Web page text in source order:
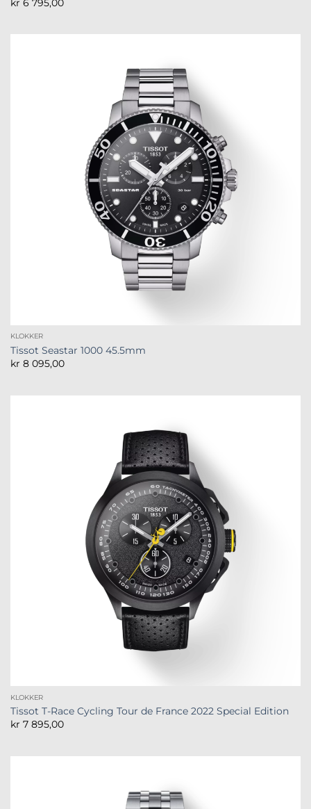
kr 6 795,00
KLOKKER
Tissot Seastar 1000 45.5mm
kr 8 095,00
KLOKKER
Tissot T-Race Cycling Tour de France 2022 Special Edition
kr 7 895,00